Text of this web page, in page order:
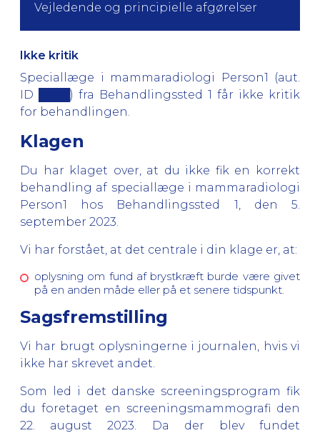
Vejledende og principielle afgørelser
Ikke kritik
Speciallæge i mammaradiologi Person1 (aut.
ID ████) fra Behandlingssted 1 får ikke kritik
for behandlingen.
Klagen
Du har klaget over, at du ikke fik en korrekt
behandling af speciallæge i mammaradiologi
Person1 hos Behandlingssted 1, den 5.
september 2023.
Vi har forstået, at det centrale i din klage er, at:
oplysning om fund af brystkræft burde være givet
på en anden måde eller på et senere tidspunkt.
Sagsfremstilling
Vi har brugt oplysningerne i journalen, hvis vi
ikke har skrevet andet.
Som led i det danske screeningsprogram fik
du foretaget en screeningsmammografi den
22. august 2023. Da der blev fundet